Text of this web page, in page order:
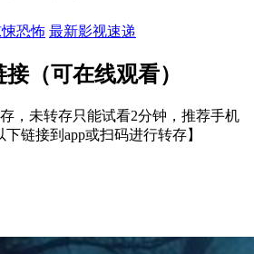
恐怖 最新影视速递
（可在线观看）
，未转存只能试看2分钟，推荐手机
链接到app或扫码进行转存】